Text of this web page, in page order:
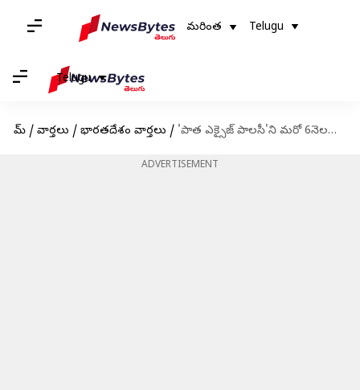
మరింత Telugu
Telugu
హోమ్ / వార్తలు / భారతదేశం వార్తలు / 'పాత ఎక్సైజ్ పాలసీ'ని మరో 6నెలలు పొడిగించిన దిల్లీ ప్రభుత్వం
ADVERTISEMENT